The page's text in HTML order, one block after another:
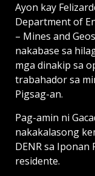
Ayon kay
Department of
– Mines and
nakabase sa
mga dinakip sa
trabahador sa
Pigsag-an.
Pag-amin ni
nakakalasong
DENR sa Iponan
residente.